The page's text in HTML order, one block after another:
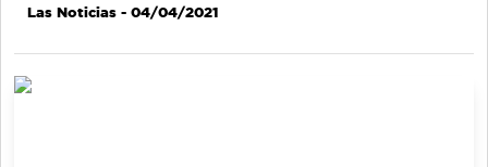
Las Noticias - 04/04/2021